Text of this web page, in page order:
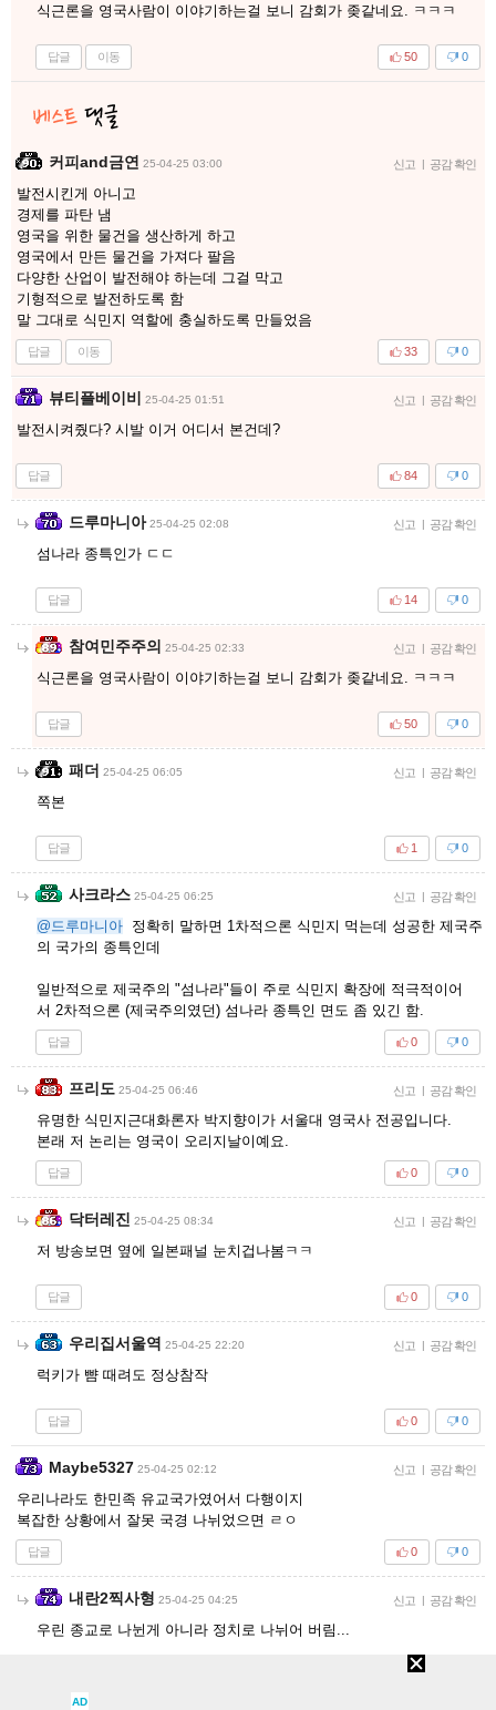
식근론을 영국사람이 이야기하는걸 보니 감회가 좆같네요. ㅋㅋㅋ
답글 이동 0
50
커피and금연 25-04-25 03:00 신고 | 공감 확인
발전시킨게 아니고
경제를 파탄 냄
영국을 위한 물건을 생산하게 하고
영국에서 만든 물건을 가져다 팔음
다양한 산업이 발전해야 하는데 그걸 막고
기형적으로 발전하도록 함
말 그대로 식민지 역할에 충실하도록 만들었음
답글 이동 0
33
뷰티플베이비 25-04-25 01:51 신고 | 공감 확인
발전시켜줬다? 시발 이거 어디서 본건데?
답글 0
84
드루마니아 25-04-25 02:08 신고 | 공감 확인
섬나라 종특인가 ㄷㄷ
답글 0
14
참여민주주의 25-04-25 02:33 신고 | 공감 확인
식근론을 영국사람이 이야기하는걸 보니 감회가 좆같네요. ㅋㅋㅋ
답글 0
50
패더 25-04-25 06:05 신고 | 공감 확인
쪽본
답글 0
1
사크라스 25-04-25 06:25 신고 | 공감 확인
@드루마니아 정확히 말하면 1차적으론 식민지 먹는데 성공한 제국주
의 국가의 종특인데
일반적으로 제국주의 "섬나라"들이 주로 식민지 확장에 적극적이어
서 2차적으론 (제국주의였던) 섬나라 종특인 면도 좀 있긴 함.
답글 0
0
프리도 25-04-25 06:46 신고 | 공감 확인
유명한 식민지근대화론자 박지향이가 서울대 영국사 전공입니다.
본래 저 논리는 영국이 오리지날이예요.
답글 0
0
닥터레진 25-04-25 08:34 신고 | 공감 확인
저 방송보면 옆에 일본패널 눈치겁나봄ㅋㅋ
답글 0
0
우리집서울역 25-04-25 22:20 신고 | 공감 확인
럭키가 뺨 때려도 정상참작
답글 0
0
Maybe5327 25-04-25 02:12 신고 | 공감 확인
우리나라도 한민족 유교국가였어서 다행이지
복잡한 상황에서 잘못 국경 나뉘었으면 ㄹㅇ
답글 0
0
내란2찍사형 25-04-25 04:25 신고 | 공감 확인
우린 종교로 나뉜게 아니라 정치로 나뉘어 버림...
2
AD